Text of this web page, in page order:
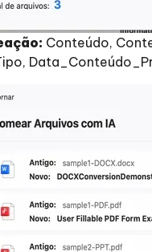
Conteúdo,